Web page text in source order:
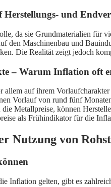
und
da sie Grundmaterialien für
den Maschinenbau und
Die Realität zeigt jedoch
– Warum Inflation oft
auf ihrem
Vorlauf von rund fünf
Metallpreise, können
als Frühindikator für die
Nutzung von
Inflation gelten, gibt es